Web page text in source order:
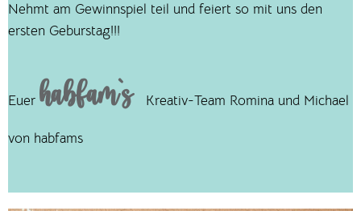
Nehmt am Gewinnspiel teil und feiert so mit uns den
ersten Geburstag!!!
Euer habfam`s Kreativ-Team Romina und Michael
von habfams